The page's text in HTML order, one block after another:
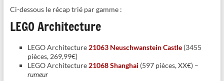
Ci-dessous le récap trié par gamme :
LEGO Architecture
LEGO Architecture 21063 Neuschwanstein Castle(3455
pièces, 269,99€)
LEGO Architecture 21068 Shanghai (597 pièces, XX€) –
rumeur